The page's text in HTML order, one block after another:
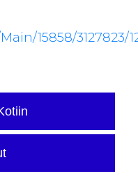
15858/3127823/